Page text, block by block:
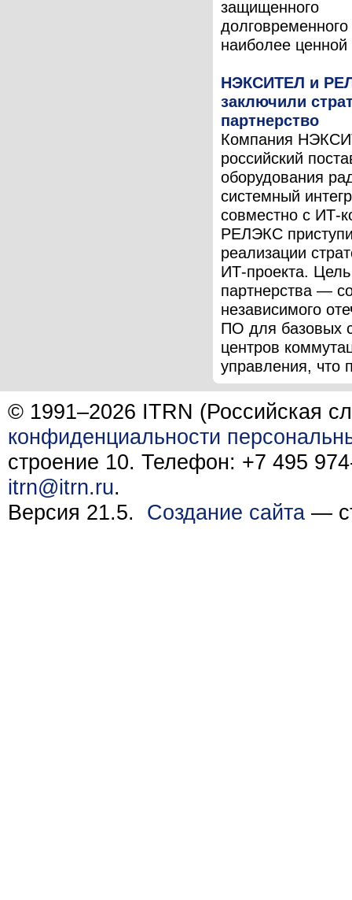
защищенного
наиболее ценной
НЭКСИТЕЛ и
заключили
партнерство
Компания
российский
оборудования
системный
совместно с ИТ-
РЕЛЭКС
реализации
ИТ-проекта. Цель
партнерства —
независимого
ПО для базовых
центров
управления, что
© 1991–2026 ITRN (Российская
конфиденциальности
строение 10. Телефон: +7 495
itrn@itrn.ru.
Версия 21.5. Создание сайта —